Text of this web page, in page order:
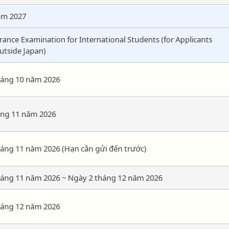
2027
Examination for International Students (for Applicants
Japan)
10 năm 2026
11 năm 2026
11 năm 2026 (Hạn cần gửi đến trước)
11 năm 2026 ~ Ngày 2 tháng 12 năm 2026
12 năm 2026